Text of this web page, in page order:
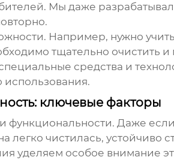
Мы даже
Например, нужно
тщательно очистить
средства и
использования.
ключевые факторы
функциональности. Даже
легко чистилась,
уделяем особое внимание